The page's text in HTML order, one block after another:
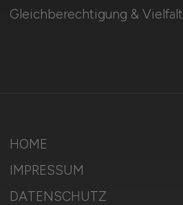
Gleichberechtigung & Vielfalt
HOME
IMPRESSUM
DATENSCHUTZ